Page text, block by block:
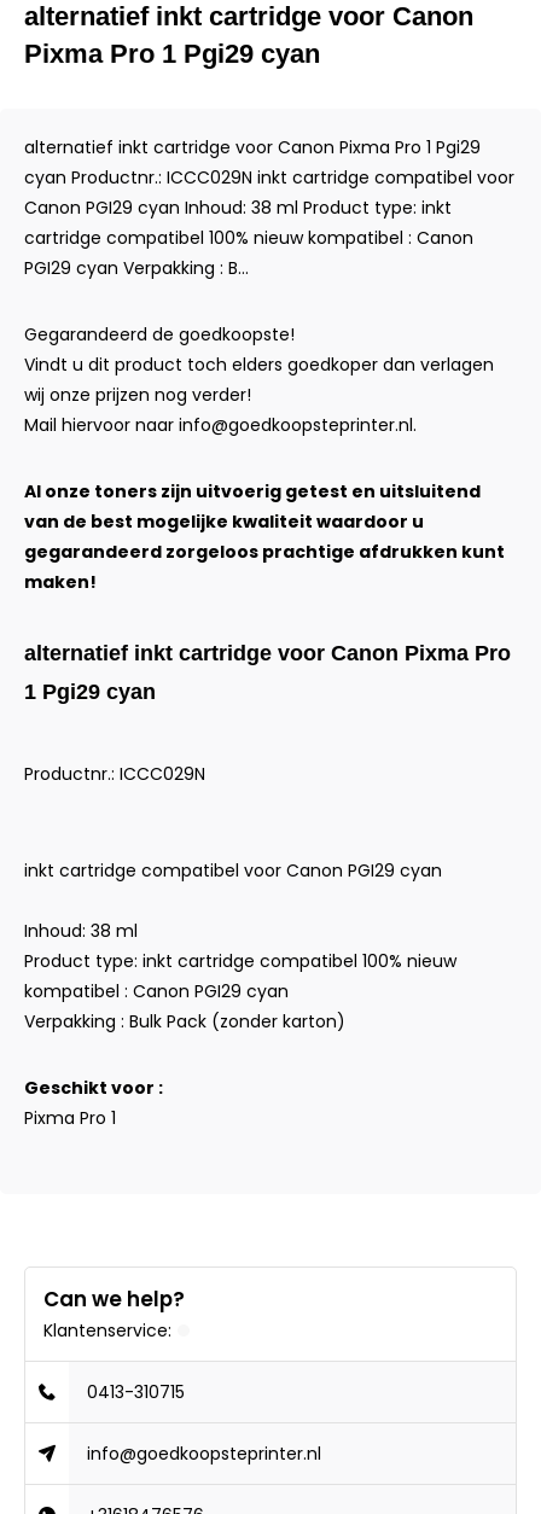
alternatief inkt cartridge voor Canon
Pixma Pro 1 Pgi29 cyan
alternatief inkt cartridge voor Canon Pixma Pro 1 Pgi29
cyan Productnr.: ICCC029N inkt cartridge compatibel voor
Canon PGI29 cyan Inhoud: 38 ml Product type: inkt
cartridge compatibel 100% nieuw kompatibel : Canon
PGI29 cyan Verpakking : B...
Gegarandeerd de goedkoopste!
Vindt u dit product toch elders goedkoper dan verlagen
wij onze prijzen nog verder!
Mail hiervoor naar info@goedkoopsteprinter.nl.
Al onze toners zijn uitvoerig getest en uitsluitend
van de best mogelijke kwaliteit waardoor u
gegarandeerd zorgeloos prachtige afdrukken kunt
maken!
alternatief inkt cartridge voor Canon Pixma Pro
1 Pgi29 cyan
Productnr.: ICCC029N
inkt cartridge compatibel voor Canon PGI29 cyan
Inhoud: 38 ml
Product type: inkt cartridge compatibel 100% nieuw
kompatibel : Canon PGI29 cyan
Verpakking : Bulk Pack (zonder karton)
Geschikt voor :
Pixma Pro 1
Can we help?
Klantenservice:
0413-310715
info@goedkoopsteprinter.nl